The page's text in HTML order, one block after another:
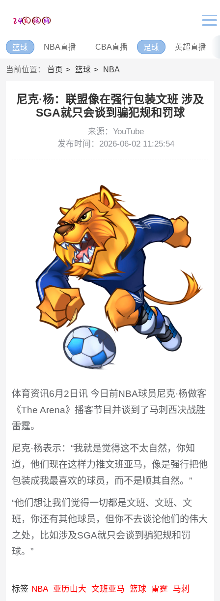
篮球 NBA直播 CBA直播 足球 英超直播
当前位置： 首页 篮球 NBA
尼克·杨：联盟像在强行包装文班 涉及
SGA就只会谈到骗犯规和罚球
来源：YouTube
发布时间：2026-06-02 11:25:54
体育资讯6月2日讯 今日前NBA球员尼克·杨做客
《The Arena》播客节目并谈到了马刺西决战胜
雷霆。
尼克·杨表示：“我就是觉得这不太自然，你知
道，他们现在这样力推文班亚马，像是强行把他
包装成我最喜欢的球员，而不是顺其自然。”
“他们想让我们觉得一切都是文班、文班、文
班，你还有其他球员，但你不去谈论他们的伟大
之处，比如涉及SGA就只会谈到骗犯规和罚
球。”
标签 NBA 亚历山大 文班亚马 篮球 雷霆 马刺